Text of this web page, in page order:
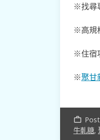
※找尋
※高規
※住宿
※聚甘
work_outline
牛軋糖,